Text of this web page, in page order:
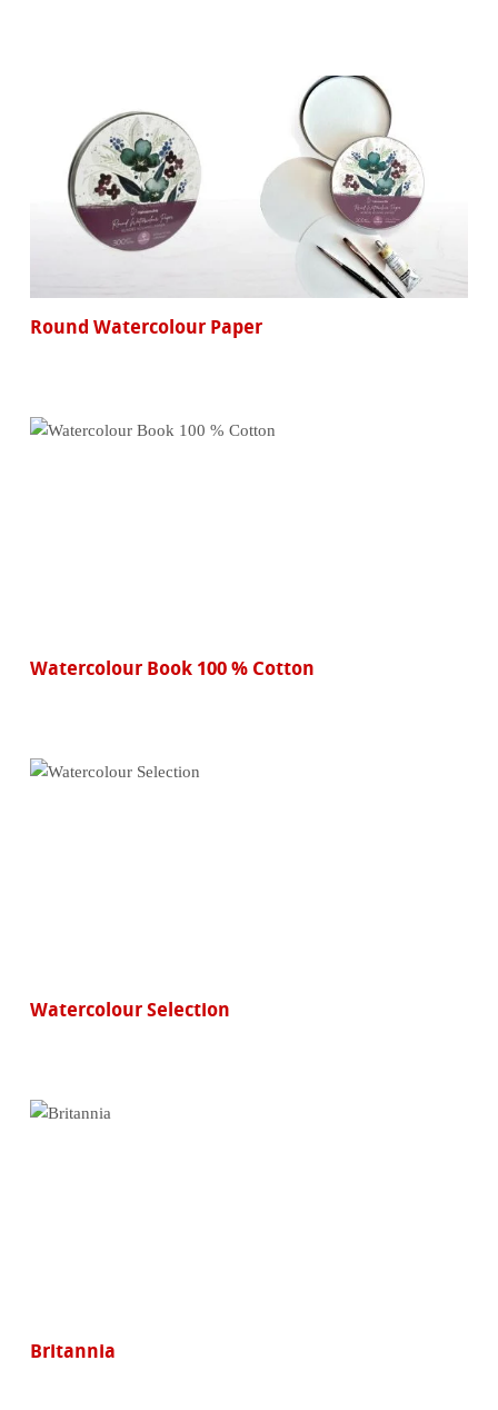
Round Watercolour Paper
Watercolour Book 100 % Cotton
Watercolour Selection
Britannia